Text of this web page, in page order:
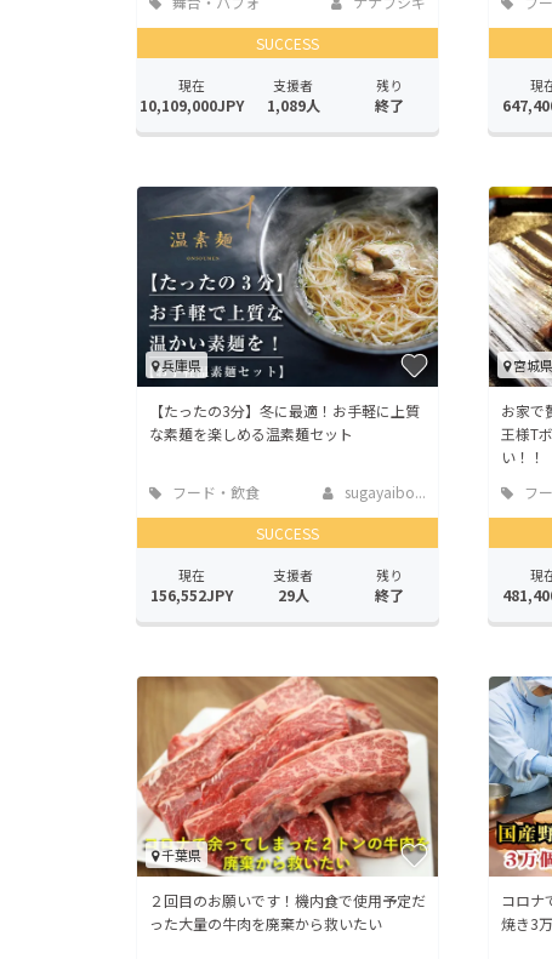
SUCCESS
現在
10,109,000JPY
支援者
1,089人
残り
終了
現
兵庫県
【たったの3分】冬に最適！お手軽に上質
な素麺を楽しめる温素麺セット
フード・飲食
sugayaibo...
SUCCESS
現在
156,552JPY
支援者
29人
残り
終了
宮城県
お家で
王様T
い！！
フ
現
千葉県
２回目のお願いです！機内食で使用予定だ
った大量の牛肉を廃棄から救いたい
コロナ
焼き3